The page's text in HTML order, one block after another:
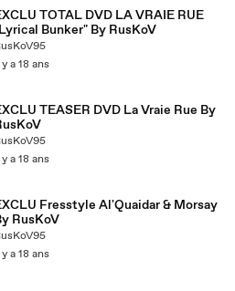
TOTAL DVD LA VRAIE RUE
Bunker" By RusKoV
a 18 ans
TEASER DVD La Vraie Rue By
a 18 ans
Fresstyle Al'Quaidar & Morsay
RusKoV
a 18 ans